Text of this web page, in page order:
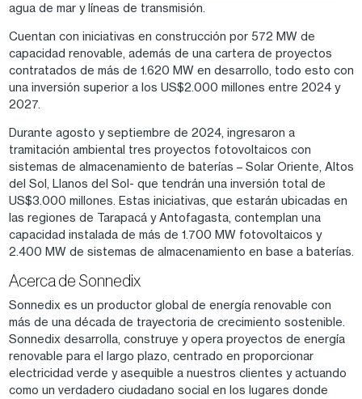
agua de mar y líneas de transmisión.
Cuentan con iniciativas en construcción por 572 MW de
capacidad renovable, además de una cartera de proyectos
contratados de más de 1.620 MW en desarrollo, todo esto con
una inversión superior a los US$2.000 millones entre 2024 y
2027.
Durante agosto y septiembre de 2024, ingresaron a
tramitación ambiental tres proyectos fotovoltaicos con
sistemas de almacenamiento de baterías – Solar Oriente, Altos
del Sol, Llanos del Sol- que tendrán una inversión total de
US$3.000 millones. Estas iniciativas, que estarán ubicadas en
las regiones de Tarapacá y Antofagasta, contemplan una
capacidad instalada de más de 1.700 MW fotovoltaicos y
2.400 MW de sistemas de almacenamiento en base a baterías.
Acerca de Sonnedix
Sonnedix es un productor global de energía renovable con
más de una década de trayectoria de crecimiento sostenible.
Sonnedix desarrolla, construye y opera proyectos de energía
renovable para el largo plazo, centrado en proporcionar
electricidad verde y asequible a nuestros clientes y actuando
como un verdadero ciudadano social en los lugares donde